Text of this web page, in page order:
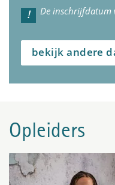
De inschrijfdatum
bekijk andere
Opleiders